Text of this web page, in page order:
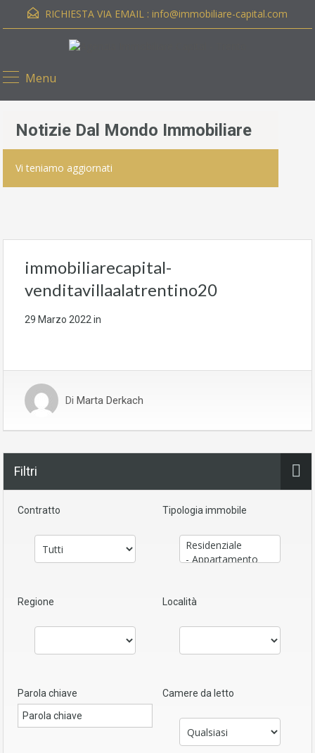
RICHIESTA VIA EMAIL : info@immobiliare-capital.com
Menu
Notizie Dal Mondo Immobiliare
Vi teniamo aggiornati
immobiliarecapital-
venditavillaalatrentino20
29 Marzo 2022 in
Di Marta Derkach
Filtri
Contratto Tipologia immobile
Regione Località
Parola chiave Camere da letto